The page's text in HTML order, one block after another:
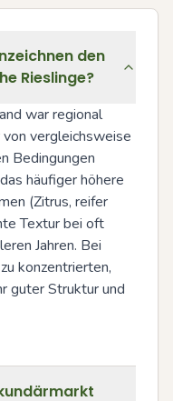
den
Rieslinge?
war regional
vergleichsweise
Bedingungen
häufiger höhere
(Zitrus, reifer
Textur bei oft
Jahren. Bei
konzentrierten,
guter Struktur und